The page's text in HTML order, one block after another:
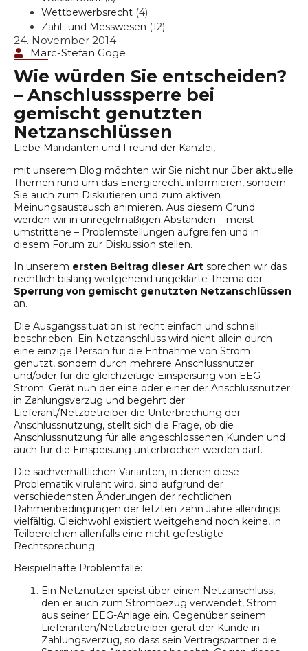
24. November 2014
Marc-Stefan Göge
Wie würden Sie entscheiden?
– Anschlusssperre bei
gemischt genutzten
Netzanschlüssen
Liebe Mandanten und Freund der Kanzlei,
mit unserem Blog möchten wir Sie nicht nur über aktuelle
Themen rund um das Energierecht informieren, sondern
Sie auch zum Diskutieren und zum aktiven
Meinungsaustausch animieren. Aus diesem Grund
werden wir in unregelmäßigen Abständen – meist
umstrittene – Problemstellungen aufgreifen und in
diesem Forum zur Diskussion stellen.
In unserem ersten Beitrag dieser Art sprechen wir das
rechtlich bislang weitgehend ungeklärte Thema der
Sperrung von gemischt genutzten Netzanschlüssen
an.
Die Ausgangssituation ist recht einfach und schnell
beschrieben. Ein Netzanschluss wird nicht allein durch
eine einzige Person für die Entnahme von Strom
genutzt, sondern durch mehrere Anschlussnutzer
und/oder für die gleichzeitige Einspeisung von EEG-
Strom. Gerät nun der eine oder einer der Anschlussnutzer
in Zahlungsverzug und begehrt der
Lieferant/Netzbetreiber die Unterbrechung der
Anschlussnutzung, stellt sich die Frage, ob die
Anschlussnutzung für alle angeschlossenen Kunden und
auch für die Einspeisung unterbrochen werden darf.
Die sachverhaltlichen Varianten, in denen diese
Problematik virulent wird, sind aufgrund der
verschiedensten Änderungen der rechtlichen
Rahmenbedingungen der letzten zehn Jahre allerdings
vielfältig. Gleichwohl existiert weitgehend noch keine, in
Teilbereichen allenfalls eine nicht gefestigte
Rechtsprechung.
Beispielhafte Problemfälle:
Ein Netznutzer speist über einen Netzanschluss,
den er auch zum Strombezug verwendet, Strom
aus seiner EEG-Anlage ein. Gegenüber seinem
Lieferanten/Netzbetreiber gerät der Kunde in
Zahlungsverzug, so dass sein Vertragspartner die
Wettbewerbsrecht (4)
Zähl- und Messwesen (12)